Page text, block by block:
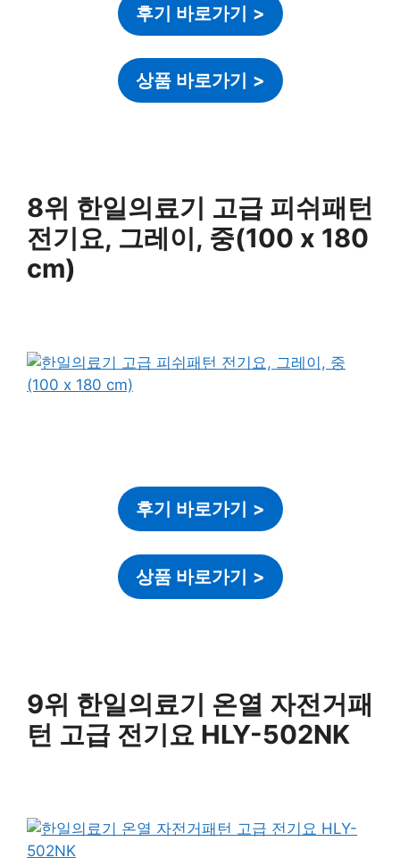
후기 바로가기 >
상품 바로가기 >
8위 한일의료기 고급 피쉬패턴
전기요, 그레이, 중(100 x 180
cm)
후기 바로가기 >
상품 바로가기 >
9위 한일의료기 온열 자전거패
턴 고급 전기요 HLY-502NK